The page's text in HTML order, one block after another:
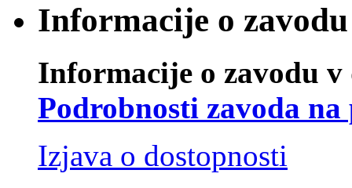
Informacije o
Informacije o zavodu
Podrobnosti zavoda
Izjava o dostopnosti